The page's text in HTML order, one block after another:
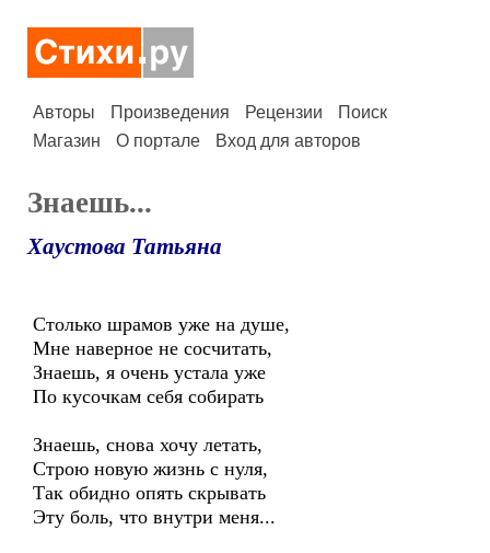
Авторы Произведения Рецензии
Поиск
Магазин
О портале Вход для авторов
Знаешь...
Хаустова Татьяна
Столько шрамов уже на душе,
Мне наверное не сосчитать,
Знаешь, я очень устала уже
По кусочкам себя собирать
Знаешь, снова хочу летать,
Строю новую жизнь с нуля,
Так обидно опять скрывать
Эту боль, что внутри меня...